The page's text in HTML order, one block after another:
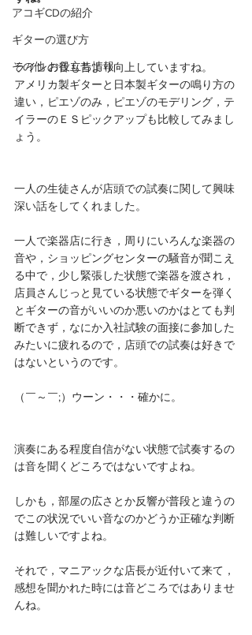
アコギCDの紹介
ギターの選び方
その他 お役立ち情報
ラインの音も昔より向上していますね。
アメリカ製ギターと日本製ギターの鳴り方の
違い，ピエゾのみ，ピエゾのモデリング，テ
イラーのＥＳピックアップも比較してみまし
ょう。
一人の生徒さんが店頭での試奏に関して興味
深い話をしてくれました。
一人で楽器店に行き，周りにいろんな楽器の
音や，ショッピングセンターの騒音が聞こえ
る中で，少し緊張した状態で楽器を渡され，
店員さんじっと見ている状態でギターを弾く
とギターの音がいいのか悪いのかはとても判
断できず，なにか入社試験の面接に参加した
みたいに疲れるので，店頭での試奏は好きで
はないというのです。
（￣～￣;）ウーン・・・確かに。
演奏にある程度自信がない状態で試奏するの
は音を聞くどころではないですよね。
しかも，部屋の広さとか反響が普段と違うの
でこの状況でいい音なのかどうか正確な判断
は難しいですよね。
それで，マニアックな店長が近付いて来て，
感想を聞かれた時には音どころではありませ
んね。